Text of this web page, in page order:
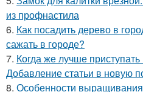
из профнастила
6. Как посадить дерево в
сажать в городе?
7. Когда же лучше
Добавление статьи в новую
8. Особенности